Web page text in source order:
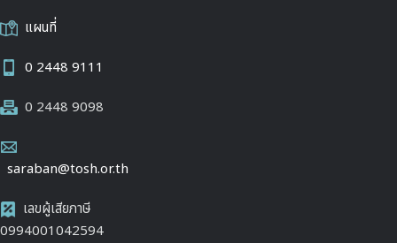
แผนที่
0 2448 9111
0 2448 9098
saraban@tosh.or.th
เลขผู้เสียภาษี
0994001042594